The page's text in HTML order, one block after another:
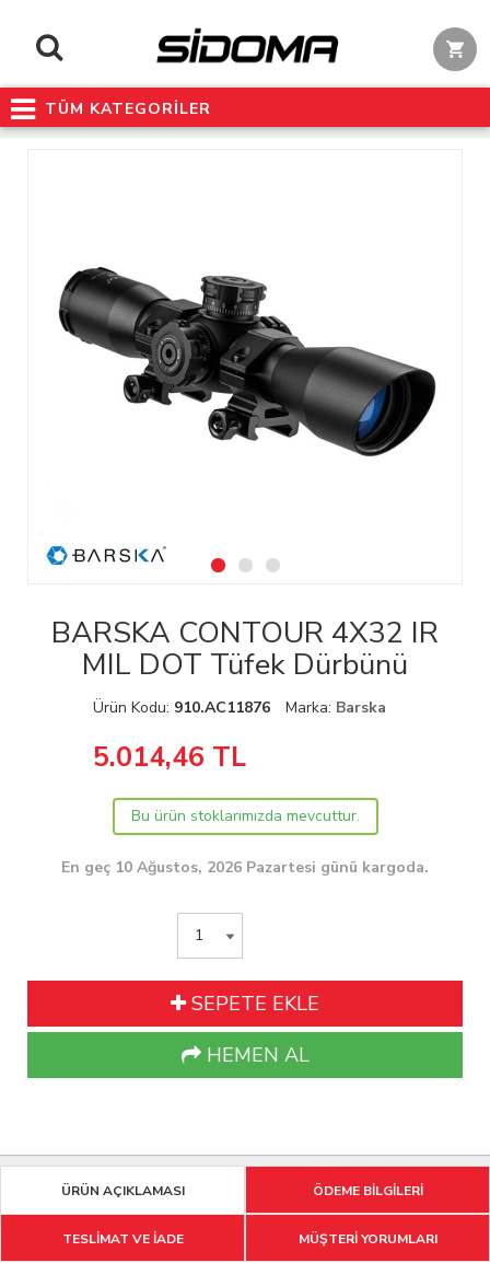
TÜM KATEGORİLER
BARSKA CONTOUR 4X32 IR
MIL DOT Tüfek Dürbünü
Ürün Kodu: 910.AC11876 Marka: Barska
5.014,46 TL
Bu ürün stoklarımızda mevcuttur.
En geç 10 Ağustos, 2026 Pazartesi günü kargoda.
SEPETE EKLE
HEMEN AL
ÜRÜN AÇIKLAMASI ÖDEME BİLGİLERİ
TESLİMAT VE İADE MÜŞTERİ YORUMLARI